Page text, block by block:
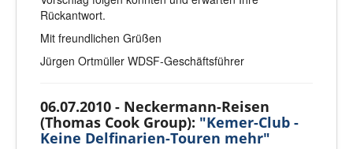
Rückantwort.
Mit freundlichen Grüßen
Jürgen Ortmüller WDSF-Geschäftsführer
06.07.2010 - Neckermann-Reisen
(Thomas Cook Group): "Kemer-Club -
Keine Delfinarien-Touren mehr"